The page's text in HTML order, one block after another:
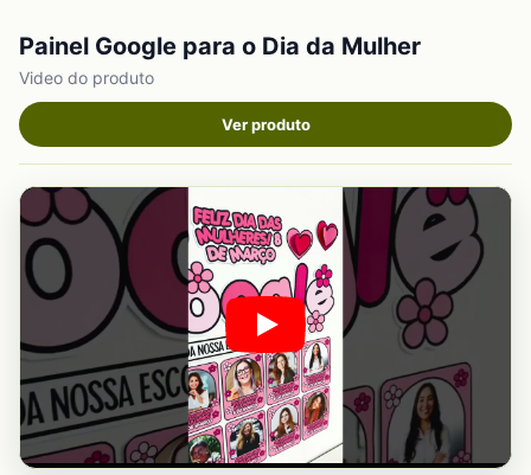
Painel Google para o Dia da Mulher
Video do produto
Ver produto